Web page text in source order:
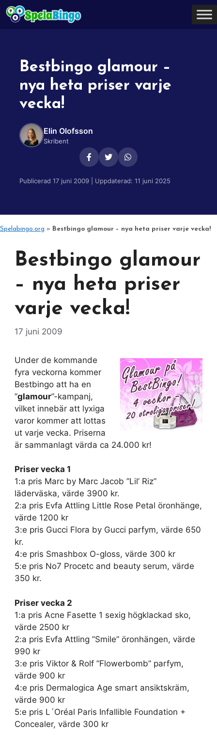
Hoppa
till
Bestbingo glamour –
nya heta priser varje
vecka!
Elin Olofsson
Skribent
Publicerad 17 juni 2009 | Uppdaterad: 11 juni 2025
Spelabingo.org » Bestbingo glamour – nya heta priser varje vecka!
Bestbingo glamour
– nya heta priser
varje vecka!
17 juni 2009
Under de kommande
fyra veckorna kommer
Bestbingo att ha en
”glamour”-kampanj,
vilket innebär att lyxiga
varor kommer att lottas
ut varje vecka. Priserna
är sammanlagt värda ca 24.000 kr!
Priser vecka 1
1:a pris Marc by Marc Jacob ”Lil’ Riz”
läderväska, värde 3900 kr.
2:a pris Evfa Attling Little Rose Petal öronhänge,
värde 1200 kr
3:e pris Gucci Flora by Gucci parfym, värde 650
kr.
4:e pris Smashbox O-gloss, värde 300 kr
5:e pris No7 Procetc and beauty serum, värde
350 kr.
Priser vecka 2
1:a pris Acne Fasette 1 sexig högklackad sko,
värde 2500 kr
2:a pris Evfa Attling ”Smile” öronhängen, värde
990 kr
3:e pris Viktor & Rolf ”Flowerbomb” parfym,
värde 900 kr
4:e pris Dermalogica Age smart ansiktskräm,
värde 900 kr
5:e pris L´Oréal Paris Infallible Foundation +
Concealer, värde 300 kr